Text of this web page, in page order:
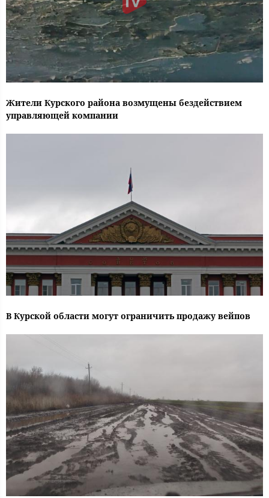
Жители Курского района возмущены бездействием
управляющей компании
В Курской области могут ограничить продажу вейпов